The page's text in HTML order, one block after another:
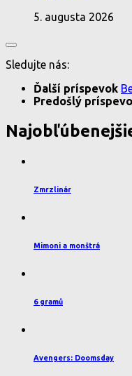
5. augusta 2026
Sledujte nás:
Ďalší príspevok
Predošlý
Zmrzlinár
Mimoni a monštrá
6 gramů
Avengers: Doomsday